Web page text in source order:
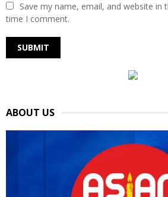
Save my name, email, and website
time I comment.
ABOUT US